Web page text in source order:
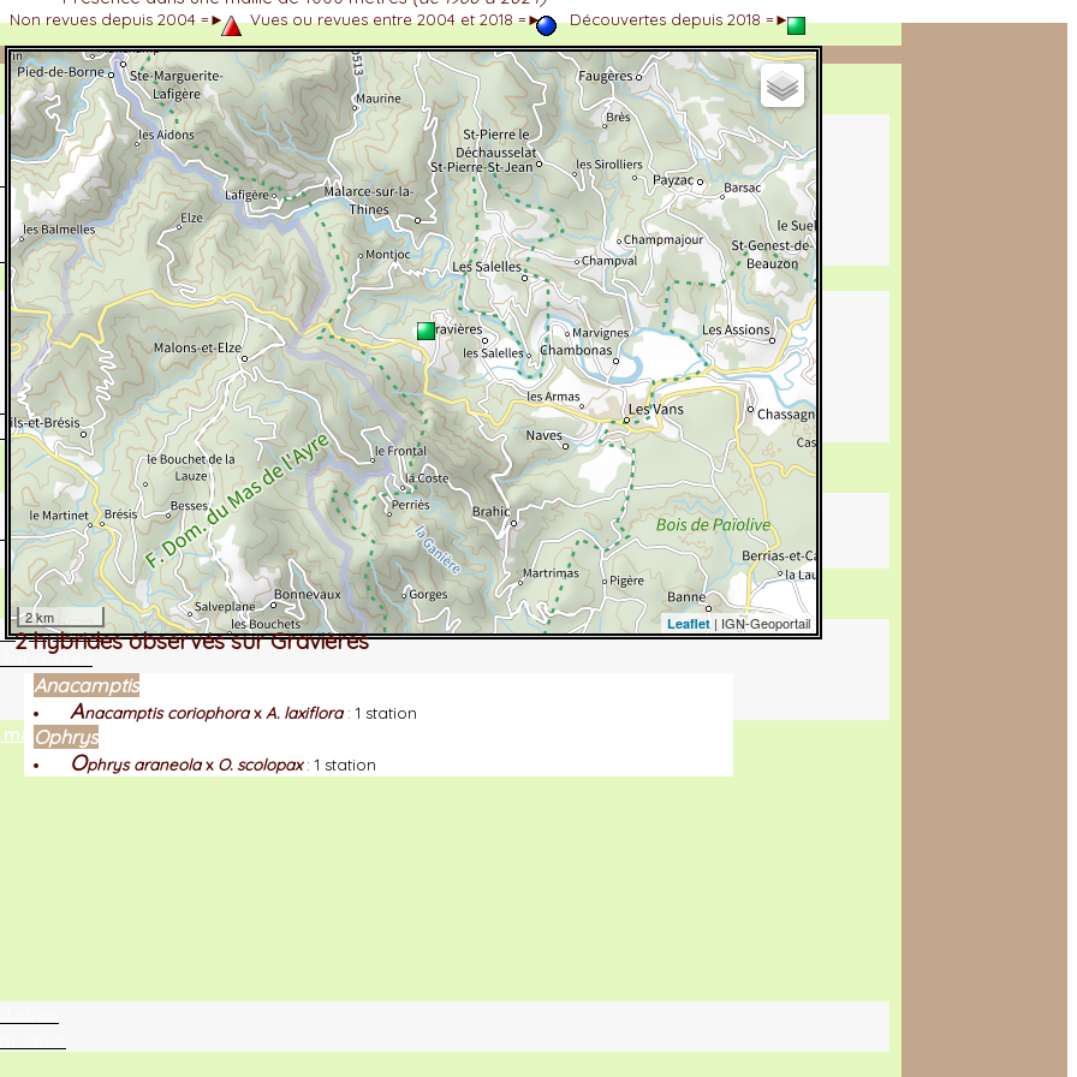
Alpes
et cotations UICN)
?
maille
2 km Leaflet | IGN-Geoportail
2 hybrides observés sur Gravières
Anacamptis
Anacamptis coriophoraxA. laxiflora: 1 station
Ophrys
Ophrys araneolax O. scolopax: 1 station
Non revues depuis 2004 =► Vues ou revues entre 2004 et 2018 =► Découvertes depuis 2018 =►